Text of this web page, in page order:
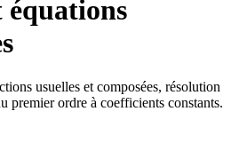
usuelles et composées, résolution
premier ordre à coefficients constants.